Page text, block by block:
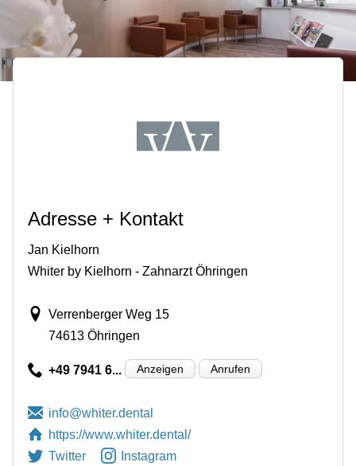
Adresse + Kontakt
Jan Kielhorn
Whiter by Kielhorn - Zahnarzt Öhringen
Verrenberger Weg 15
74613 Öhringen
+49 7941 6... Anzeigen Anrufen
https://www.whiter.dental/
Twitter
Instagram